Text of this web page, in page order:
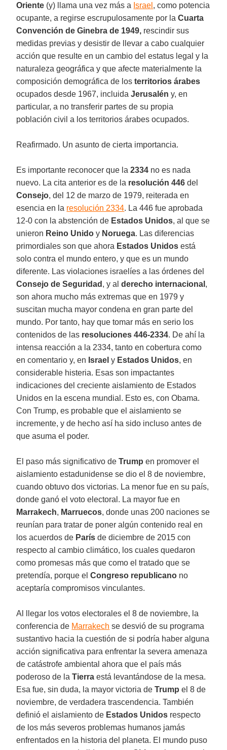
Oriente (y) llama una vez más a Israel , como potencia
ocupante, a regirse escrupulosamente por laCuarta
Convención de Ginebra de 1949, rescindir sus
medidas previas y desistir de llevar a cabo cualquier
acción que resulte en un cambio del estatus legal y la
naturaleza geográfica y que afecte materialmente la
composición demográfica de losterritorios árabes
ocupados desde 1967, incluidaJerusalén y, en
particular, a no transferir partes de su propia
población civil a los territorios árabes ocupados.
Reafirmado. Un asunto de cierta importancia.
Es importante reconocer que la2334 no es nada
nuevo. La cita anterior es de la resolución 446 del
Consejo, del 12 de marzo de 1979, reiterada en
esencia en la resolución 2334. La 446 fue aprobada
12-0 con la abstención de Estados Unidos, al que se
unieron Reino Unido y Noruega. Las diferencias
primordiales son que ahora Estados Unidos está
solo contra el mundo entero, y que es un mundo
diferente. Las violaciones israelíes a las órdenes del
Consejo de Seguridad , y alderecho internacional ,
son ahora mucho más extremas que en 1979 y
suscitan mucha mayor condena en gran parte del
mundo. Por tanto, hay que tomar más en serio los
contenidos de las resoluciones 446-2334. De ahí la
intensa reacción a la 2334, tanto en cobertura como
en comentario y, en Israel y Estados Unidos, en
considerable histeria. Esas son impactantes
indicaciones del creciente aislamiento de Estados
Unidos en la escena mundial. Esto es, con Obama.
Con Trump, es probable que el aislamiento se
incremente, y de hecho así ha sido incluso antes de
que asuma el poder.
El paso más significativo deTrump en promover el
aislamiento estadunidense se dio el 8 de noviembre,
cuando obtuvo dos victorias. La menor fue en su país,
donde ganó el voto electoral. La mayor fue en
Marrakech, Marruecos, donde unas 200 naciones se
reunían para tratar de poner algún contenido real en
los acuerdos de París de diciembre de 2015 con
respecto al cambio climático, los cuales quedaron
como promesas más que como el tratado que se
pretendía, porque elCongreso republicano no
aceptaría compromisos vinculantes.
Al llegar los votos electorales el 8 de noviembre, la
conferencia de Marrakech se desvió de su programa
sustantivo hacia la cuestión de si podría haber alguna
acción significativa para enfrentar la severa amenaza
de catástrofe ambiental ahora que el país más
poderoso de laTierra está levantándose de la mesa.
Esa fue, sin duda, la mayor victoria deTrump el 8 de
noviembre, de verdadera trascendencia. También
definió el aislamiento de Estados Unidos respecto
de los más severos problemas humanos jamás
enfrentados en la historia del planeta. El mundo puso